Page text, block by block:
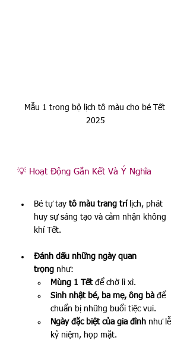
Mẫu 1 trong bộ lịch tô màu cho bé Tết
2025
💡 Hoạt Động Gắn Kết Và Ý Nghĩa
Bé tự tay tô màu trang trí lịch, phát
huy sự sáng tạo và cảm nhận không
khí Tết.
Đánh dấu những ngày quan
trọng như:
Mùng 1 Tết để chờ lì xì.
Sinh nhật bé, ba mẹ, ông bà để
chuẩn bị những buổi tiệc vui.
Ngày đặc biệt của gia đình như lễ
kỷ niệm, họp mặt.